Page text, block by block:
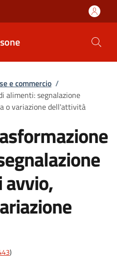
e commercio /
alimenti: segnalazione
o variazione dell'attività
)